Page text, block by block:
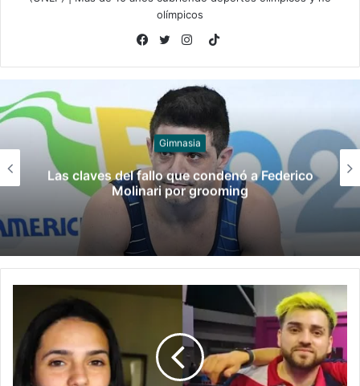
olímpicos
TikTok
Juegos
Late el Sur: la canción de los Juegos
Suramericanos compuesta por mujeres